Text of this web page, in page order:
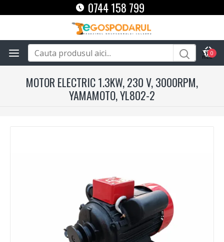
0744 158 799
0
MOTOR ELECTRIC 1.3KW, 230 V, 3000RPM,
YAMAMOTO, YL802-2